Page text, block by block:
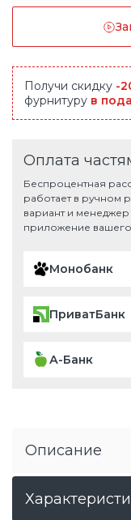
Получи скидку -
фурнитуру в
Оплата
Беспроцентная
работает в ручном
вариант и
приложение
Монобанк
ПриватБанк
А-Банк
Описание